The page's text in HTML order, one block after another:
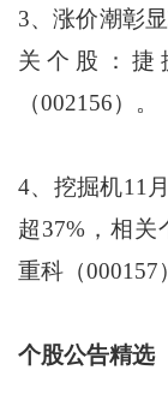
3、涨价潮彰
关个股：捷
（002156）。
4、挖掘机11
超37%，相关
重科（000157
个股公告精选